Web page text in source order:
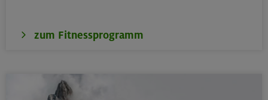
zum Fitnessprogramm